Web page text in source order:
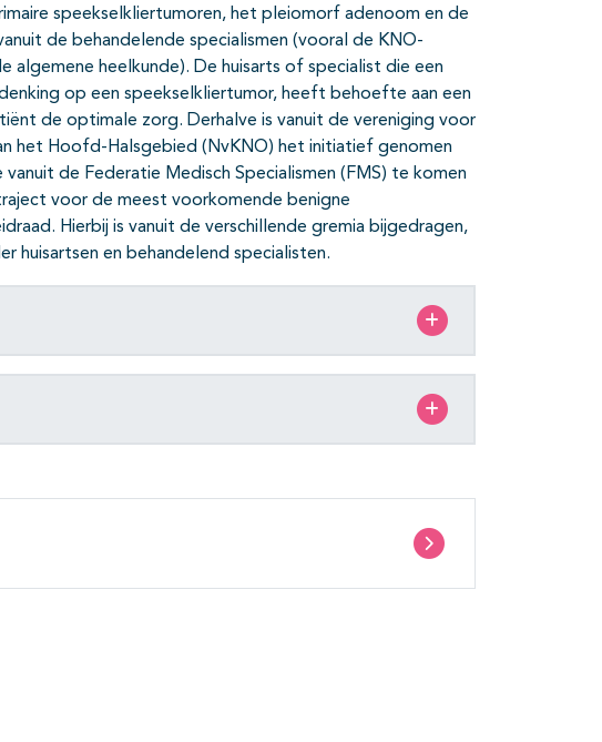
speekselkliertumoren, het pleiomorf adenoom en de
de behandelende specialismen (vooral de KNO-
algemene heelkunde). De huisarts of specialist die een
op een speekselkliertumor, heeft behoefte aan een
de optimale zorg. Derhalve is vanuit de vereniging voor
het Hoofd-Halsgebied (NvKNO) het initiatief genomen
de Federatie Medisch Specialismen (FMS) te komen
voor de meest voorkomende benigne
Hierbij is vanuit de verschillende gremia bijgedragen,
huisartsen en behandelend specialisten.